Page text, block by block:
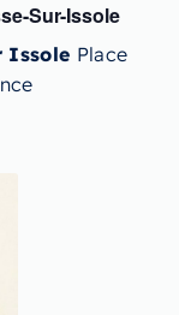
Sur-Issole
Issole Place